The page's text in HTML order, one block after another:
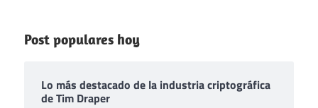
Post populares hoy
Lo más destacado de la industria criptográfica
de Tim Draper